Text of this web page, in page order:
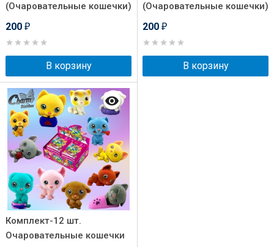
(Очаровательные кошечки)
200 ₽
В корзину
(Очаровательные кошечки)
200 ₽
В корзину
Комплект-12 шт.
Очаровательные кошечки